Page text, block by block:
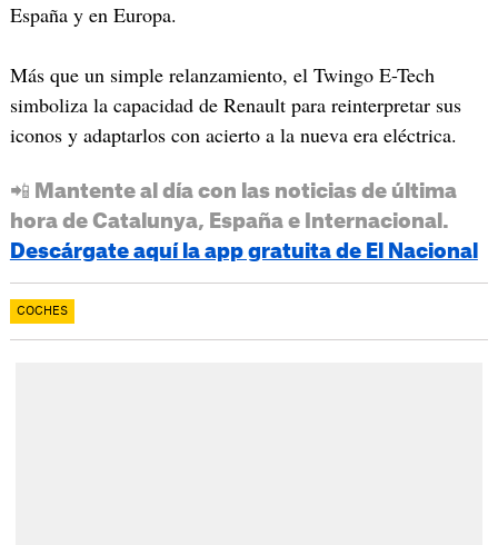
España y en Europa.
Más que un simple relanzamiento, el Twingo E-Tech
simboliza la capacidad de Renault para reinterpretar sus
iconos y adaptarlos con acierto a la nueva era eléctrica.
📲 Mantente al día con las noticias de última
hora de Catalunya, España e Internacional.
Descárgate aquí la app gratuita de El Nacional
COCHES